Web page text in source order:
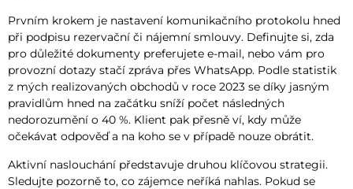
Prvním krokem je nastavení komunikačního protokolu hned
při podpisu rezervační či nájemní smlouvy. Definujte si, zda
pro důležité dokumenty preferujete e-mail, nebo vám pro
provozní dotazy stačí zpráva přes WhatsApp. Podle statistik
z mých realizovaných obchodů v roce 2023 se díky jasným
pravidlům hned na začátku sníží počet následných
nedorozumění o 40 %. Klient pak přesně ví, kdy může
očekávat odpověď a na koho se v případě nouze obrátit.
Aktivní naslouchání představuje druhou klíčovou strategii.
Sledujte pozorně to, co zájemce neříká nahlas. Pokud se